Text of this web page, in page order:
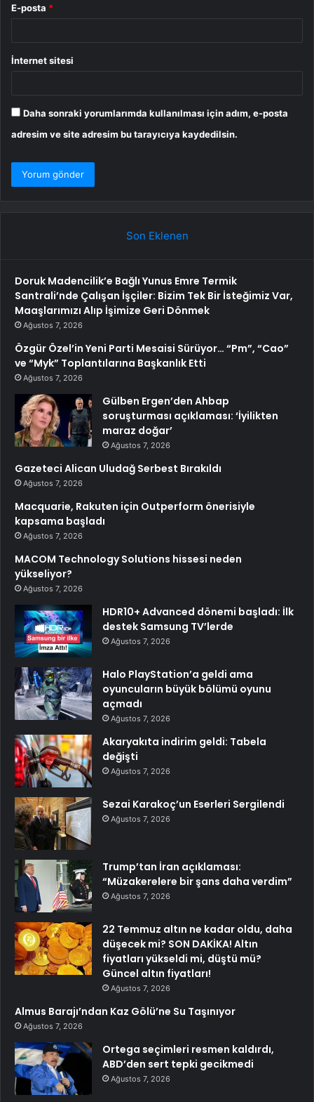
E-posta *
İnternet sitesi
Daha sonraki yorumlarımda kullanılması için adım, e-posta
adresim ve site adresim bu tarayıcıya kaydedilsin.
Son Eklenen
Doruk Madencilik’e Bağlı Yunus Emre Termik
Santrali’nde Çalışan İşçiler: Bizim Tek Bir İsteğimiz Var,
Maaşlarımızı Alıp İşimize Geri Dönmek
Ağustos 7, 2026
Özgür Özel’in Yeni Parti Mesaisi Sürüyor… “Pm”, “Cao”
ve “Myk” Toplantılarına Başkanlık Etti
Ağustos 7, 2026
Gülben Ergen’den Ahbap
soruşturması açıklaması: ‘İyilikten
maraz doğar’
Ağustos 7, 2026
Gazeteci Alican Uludağ Serbest Bırakıldı
Ağustos 7, 2026
Macquarie, Rakuten için Outperform önerisiyle
kapsama başladı
Ağustos 7, 2026
MACOM Technology Solutions hissesi neden
yükseliyor?
Ağustos 7, 2026
HDR10+ Advanced dönemi başladı: İlk
destek Samsung TV’lerde
Ağustos 7, 2026
Halo PlayStation’a geldi ama
oyuncuların büyük bölümü oyunu
açmadı
Ağustos 7, 2026
Akaryakıta indirim geldi: Tabela
değişti
Ağustos 7, 2026
Sezai Karakoç’un Eserleri Sergilendi
Ağustos 7, 2026
Trump’tan İran açıklaması:
“Müzakerelere bir şans daha verdim”
Ağustos 7, 2026
22 Temmuz altın ne kadar oldu, daha
düşecek mi? SON DAKİKA! Altın
fiyatları yükseldi mi, düştü mü?
Güncel altın fiyatları!
Ağustos 7, 2026
Almus Barajı’ndan Kaz Gölü’ne Su Taşınıyor
Ağustos 7, 2026
Ortega seçimleri resmen kaldırdı,
ABD’den sert tepki gecikmedi
Ağustos 7, 2026